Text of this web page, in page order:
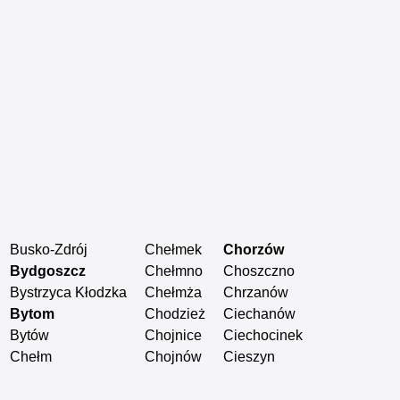
Busko-Zdrój
Bydgoszcz
Bystrzyca Kłodzka
Bytom
Bytów
Chełm
Chełmek
Chełmno
Chełmża
Chodzież
Chojnice
Chojnów
Chorzów
Choszczno
Chrzanów
Ciechanów
Ciechocinek
Cieszyn